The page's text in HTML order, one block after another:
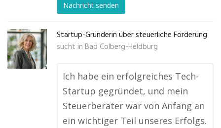
Nachricht senden
Startup-Gründerin über steuerliche Förderung
sucht in Bad Colberg-Heldburg
Ich habe ein erfolgreiches Tech-
Startup gegründet, und mein
Steuerberater war von Anfang an
ein wichtiger Teil unseres Erfolgs.